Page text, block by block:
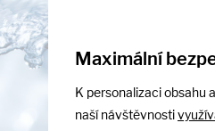
Maximální
K personalizaci obsahu
naší návštěvnosti